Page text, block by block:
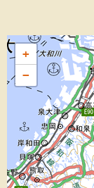
+
−